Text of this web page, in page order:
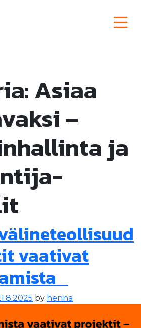
Asiaa
–
ja
vaativat
by henna